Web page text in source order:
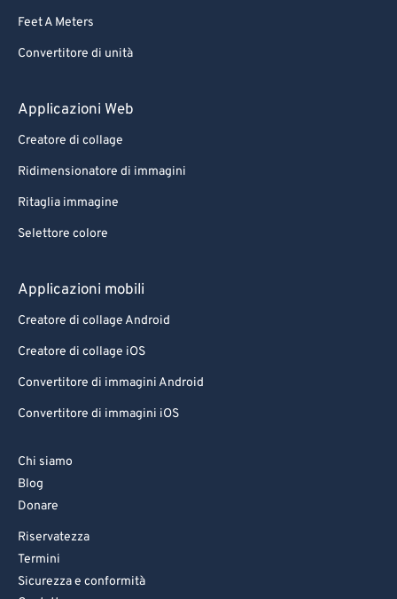
Feet A Meters
Convertitore di unità
Applicazioni Web
Creatore di collage
Ridimensionatore di immagini
Ritaglia immagine
Selettore colore
Applicazioni mobili
Creatore di collage Android
Creatore di collage iOS
Convertitore di immagini Android
Convertitore di immagini iOS
Chi siamo
Blog
Donare
Riservatezza
Termini
Sicurezza e conformità